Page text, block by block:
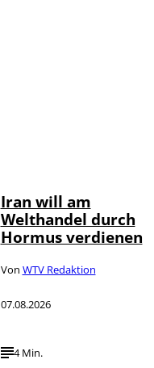
Iran will am
Welthandel durch
Hormus verdienen
Von WTV Redaktion
07.08.2026
4 Min.